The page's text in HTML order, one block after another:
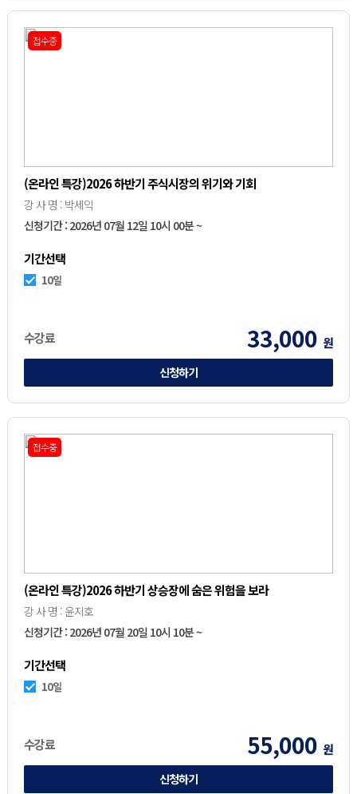
접수중
(온라인 특강)2026 하반기 주식시장의 위기와 기회
강 사 명 : 박세익
신청기간 : 2026년 07월 12일 10시 00분 ~
기간선택
10일
수강료 33,000 원
신청하기
접수중
(온라인 특강)2026 하반기 상승장에 숨은 위험을 보라
강 사 명 : 윤지호
신청기간 : 2026년 07월 20일 10시 10분 ~
기간선택
10일
수강료 55,000 원
신청하기